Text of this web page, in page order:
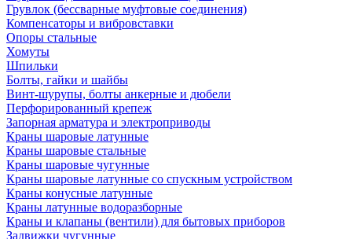
Грувлок (бессварные муфтовые соединения)
Компенсаторы и вибровставки
Опоры стальные
Хомуты
Шпильки
Болты, гайки и шайбы
Винт-шурупы, болты анкерные и дюбели
Перфорированный крепеж
Запорная арматура и электроприводы
Краны шаровые латунные
Краны шаровые стальные
Краны шаровые чугунные
Краны шаровые латунные со спускным устройством
Краны конусные латунные
Краны латунные водоразборные
Краны и клапаны (вентили) для бытовых приборов
Задвижки чугунные